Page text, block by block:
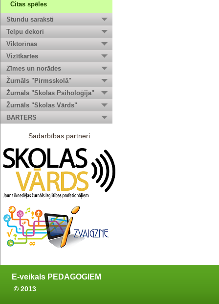
Citas spēles
Stundu saraksti
Telpu dekori
Viktorīnas
Vizītkartes
Zīmes un norādes
Žurnāls "Pirmsskolā"
Žurnāls "Skolas Psiholoģija"
Žurnāls "Skolas Vārds"
BĀRTERS
Sadarbības partneri
E-veikals PEDAGOGIEM
© 2013